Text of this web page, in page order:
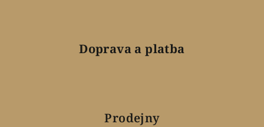
Doprava a platba
Prodejny